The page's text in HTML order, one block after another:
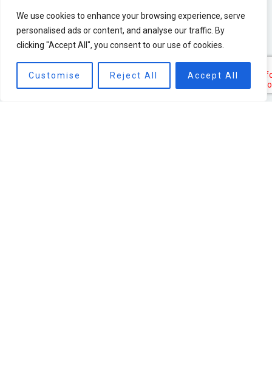
We use cookies to enhance your browsing experience, serve
personalised ads or content, and analyse our traffic. By
clicking "Accept All", you consent to our use of cookies.
Customise Reject All Accept All
Partners